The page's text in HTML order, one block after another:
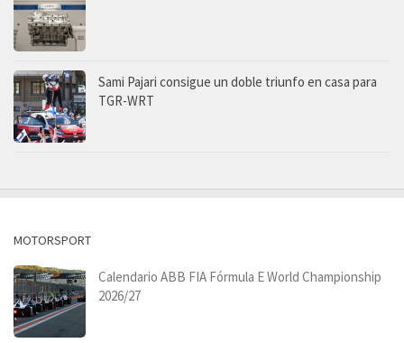
Sami Pajari consigue un doble triunfo en casa para
TGR-WRT
MOTORSPORT
Calendario ABB FIA Fórmula E World Championship
2026/27